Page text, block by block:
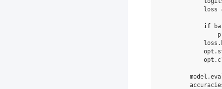
loss
if
loss .
opt .
opt .
model .